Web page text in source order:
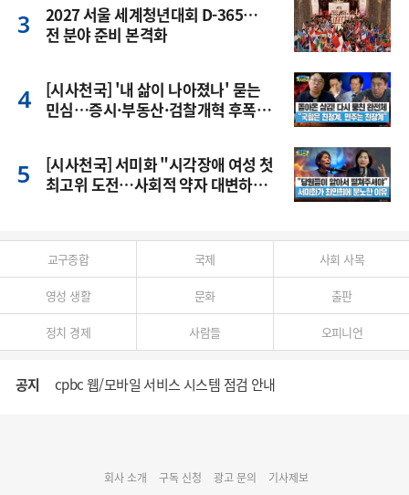
2027 서울 세계청년대회 D-365…
전 분야 준비 본격화
[시사천국] '내 삶이 나아졌나' 묻는
민심…증시·부동산·검찰개혁 후폭
[시사천국] 서미화 "시각장애 여성 첫
최고위 도전…사회적 약자 대변하겠
교구종합 국제 사회 사목
영성 생활 문화 출판
정치 경제 사람들 오피니언
공지 cpbc 웹/모바일 서비스 시스템 점검 안내
명동 미디어큐브 & 1898 미디어월 공모전 수상작 발표
회사 소개 구독 신청 광고 문의 기사제보